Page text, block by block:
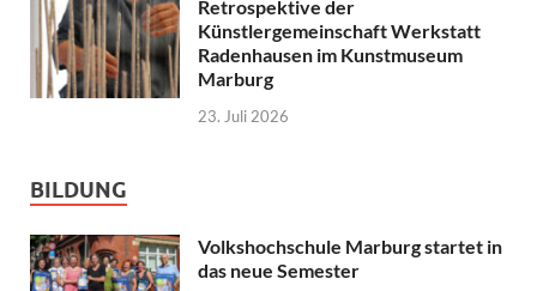
Retrospektive der
Künstlergemeinschaft Werkstatt
Radenhausen im Kunstmuseum
Marburg
23. Juli 2026
BILDUNG
Volkshochschule Marburg startet in
das neue Semester